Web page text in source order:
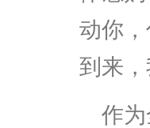
动你
到来
作